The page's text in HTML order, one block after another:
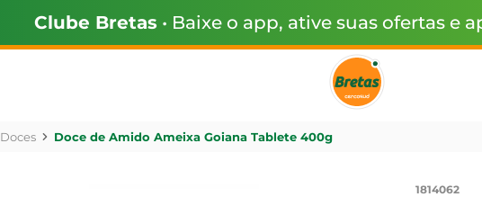
Clube Bretas • Baixe o app, ative suas ofertas e
Doces Doce de Amido Ameixa Goiana Tablete 400g
1814062